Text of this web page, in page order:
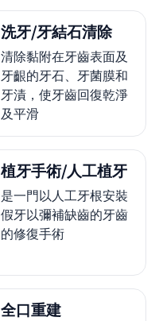
洗牙/牙結石清除
清除黏附在牙齒表面及
牙齦的牙石、牙菌膜和
牙漬，使牙齒回復乾淨
及平滑
植牙手術/人工植牙
是一門以人工牙根安裝
假牙以彌補缺齒的牙齒
的修復手術
全口重建